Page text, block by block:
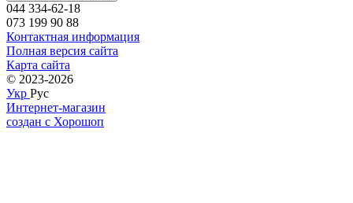
044 334-62-18
073 199 90 88
Контактная информация
Полная версия сайта
Карта сайта
© 2023-2026
Укр Рус
Интернет-магазин
создан с Хорошоп